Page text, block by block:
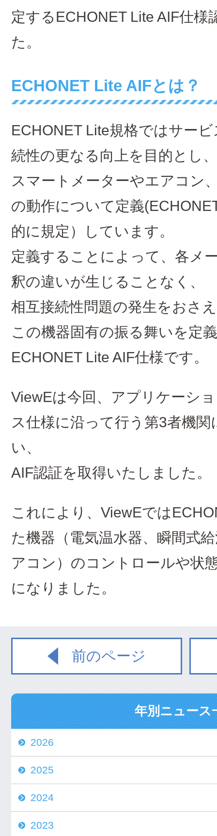
定するECHONET Lite AIF仕
た。
ECHONET Lite AIFとは？
ECHONET Lite規格ではサー
続性の更なる向上を目的とし、
スマートメーターやエアコン
の動作について定義
的に規定）しています。
定義することによって、各メ
釈の違いが生じることなく、
相互接続性問題の発生をおさ
この機器固有の振る舞いを定
ECHONET Lite AIF仕様です。
ViewEは今回、アプリケーシ
ス仕様に沿って行う第3者機
い、
AIF認証を取得いたしました。
これにより、ViewEでは
た機器（電気温水器、瞬間式
アコン）のコントロールや状
になりました。
前のページ
年別ニュース
2026
2025
2024
2023